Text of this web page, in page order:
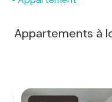
actualités
Appartements à